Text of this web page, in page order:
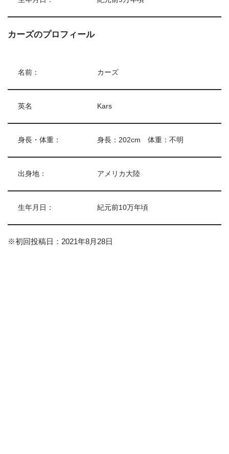
カーズのプロフィール
名前： カーズ
英名 Kars
身長・体重： 身長：202cm 体重：不明
出身地： アメリカ大陸
生年月日： 紀元前10万年頃
※初回投稿日：2021年8月28日